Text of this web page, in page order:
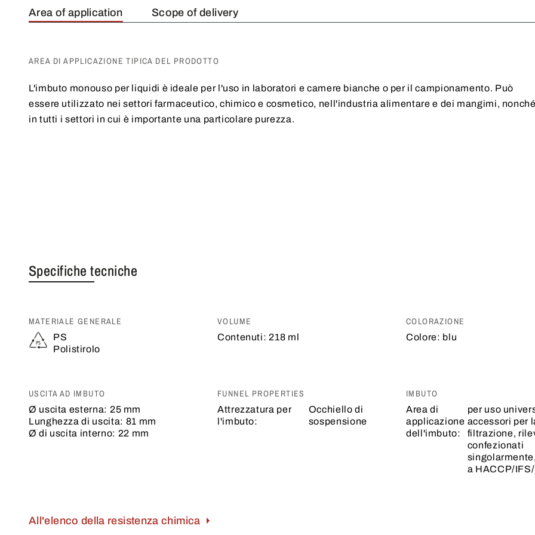
Area of application Scope of delivery
AREA DI APPLICAZIONE TIPICA DEL PRODOTTO
L'imbuto monouso per liquidi è ideale per l'uso in laboratori e camere bianche o per il campionamento. Può
essere utilizzato nei settori farmaceutico, chimico e cosmetico, nell'industria alimentare e dei mangimi,
in tutti i settori in cui è importante una particolare purezza.
Specifiche tecniche
MATERIALE GENERALE
PS
Polistirolo
VOLUME
Contenuti: 218 ml
COLORAZIONE
Colore: blu
USCITA AD IMBUTO
Ø uscita esterna: 25 mm
Lunghezza di uscita: 81 mm
Ø di uscita interno: 22 mm
FUNNEL PROPERTIES
Attrezzatura per
l'imbuto:
Occhiello di
sospensione
IMBUTO
Area di
applicazione
dell'imbuto:
per uso
accessori per
filtrazione,
confezionati
a HACCP/
All'elenco della resistenza chimica